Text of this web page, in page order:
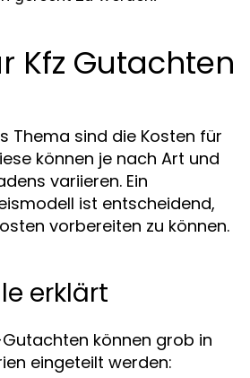
Kfz Gutachten
Thema sind die Kosten für
können je nach Art und
variieren. Ein
ist entscheidend,
vorbereiten zu können.
erklärt
Gutachten können grob in
eingeteilt werden: